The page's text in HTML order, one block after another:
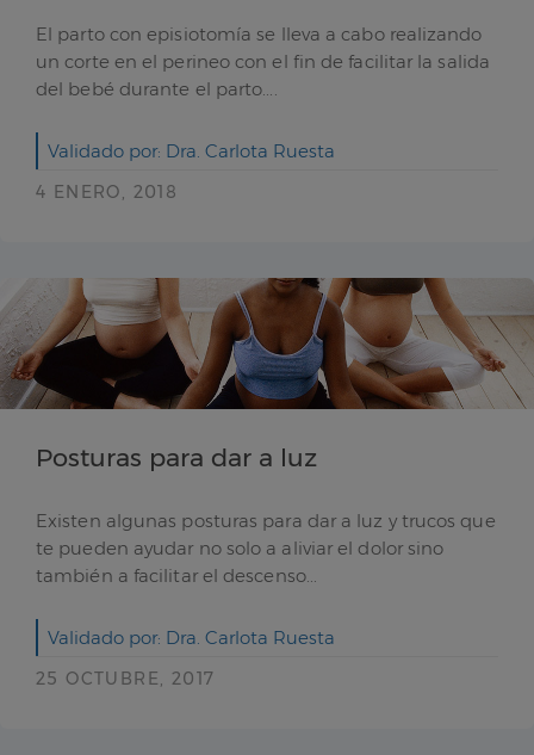
El parto con episiotomía se lleva a cabo realizando
un corte en el perineo con el fin de facilitar la salida
del bebé durante el parto....
Validado por: Dra. Carlota Ruesta
4 ENERO, 2018
Posturas para dar a luz
Existen algunas posturas para dar a luz y trucos que
te pueden ayudar no solo a aliviar el dolor sino
también a facilitar el descenso...
Validado por: Dra. Carlota Ruesta
25 OCTUBRE, 2017